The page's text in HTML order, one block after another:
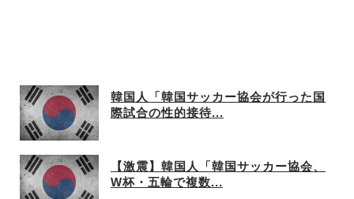
韓国人「韓国サッカー協会が行った国
際試合の性的接待...
【激震】韓国人「韓国サッカー協会、
W杯・五輪で複数...